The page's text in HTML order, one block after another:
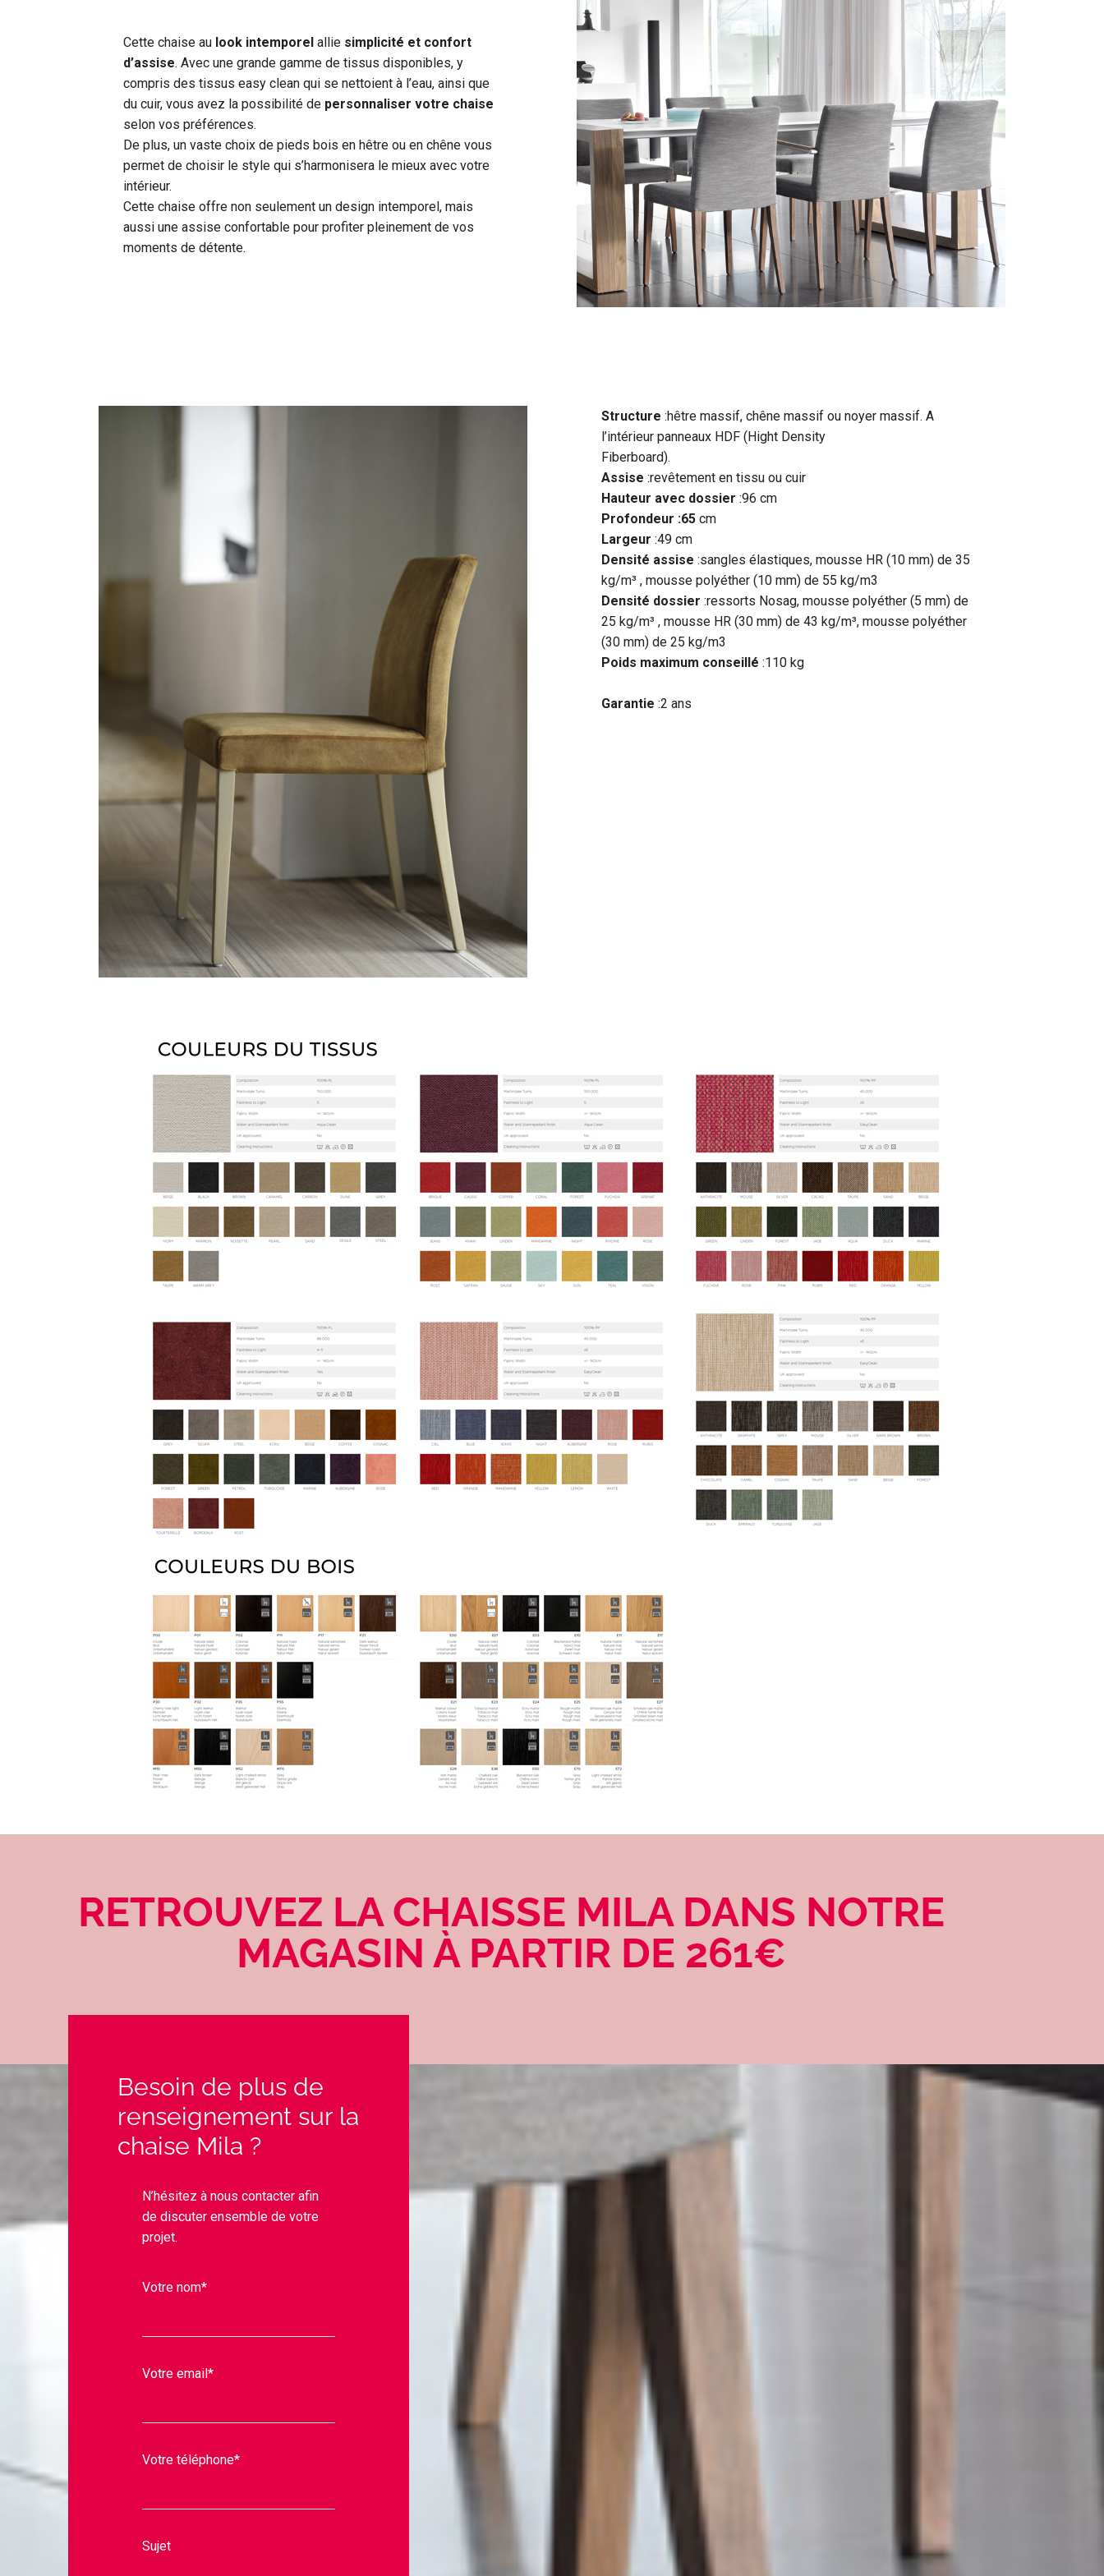
Cette chaise au look intemporel allie simplicité et confort
d’assise. Avec une grande gamme de tissus disponibles, y
compris des tissus easy clean qui se nettoient à l’eau, ainsi que
du cuir, vous avez la possibilité de personnaliser votre chaise
selon vos préférences.
De plus, un vaste choix de pieds bois en hêtre ou en chêne vous
permet de choisir le style qui s’harmonisera le mieux avec votre
intérieur.
Cette chaise offre non seulement un design intemporel, mais
aussi une assise confortable pour profiter pleinement de vos
moments de détente.
Structure :hêtre massif, chêne massif ou noyer massif. A
l’intérieur panneaux HDF (Hight Density
Fiberboard).
Assise :revêtement en tissu ou cuir
Hauteur avec dossier :96 cm
Profondeur :65 cm
Largeur :49 cm
Densité assise :sangles élastiques, mousse HR (10 mm) de 35
kg/m³ , mousse polyéther (10 mm) de 55 kg/m3
Densité dossier :ressorts Nosag, mousse polyéther (5 mm) de
25 kg/m³ , mousse HR (30 mm) de 43 kg/m³, mousse polyéther
(30 mm) de 25 kg/m3
Poids maximum conseillé :110 kg
Garantie :2 ans
RETROUVEZ LA CHAISSE MILA DANS NOTRE
MAGASIN À PARTIR DE 261€
Besoin de plus de
renseignement sur la
chaise Mila ?
N’hésitez à nous contacter afin
de discuter ensemble de votre
projet.
Votre nom*
Votre email*
Votre téléphone*
Sujet